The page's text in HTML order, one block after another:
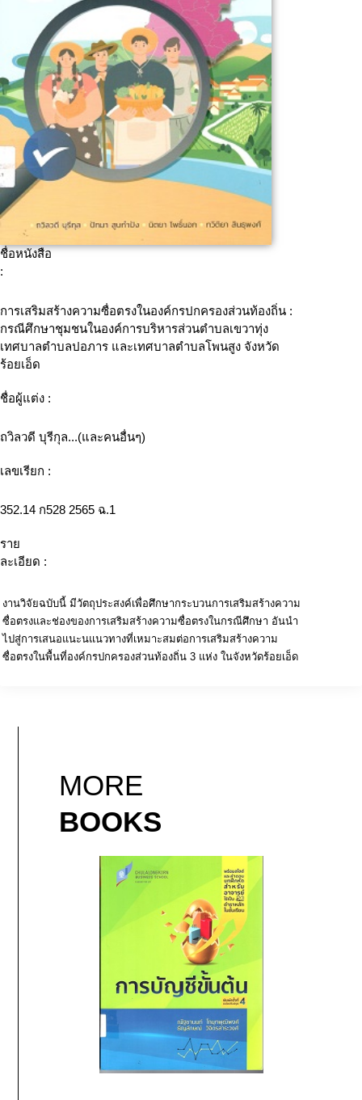
ชื่อหนังสือ
:
การเสริมสร้างความซื่อตรงในองค์กรปกครองส่วนท้องถิ่น :
กรณีศึกษาชุมชนในองค์การบริหารส่วนตำบลเขวาทุ่ง
เทศบาลตำบลปอภาร และเทศบาลตำบลโพนสูง จังหวัด
ร้อยเอ็ด
ชื่อผู้แต่ง :
ถวิลวดี บุรีกุล...(และคนอื่นๆ)
เลขเรียก :
352.14 ก528 2565 ฉ.1
ราย
ละเอียด :
งานวิจัยฉบับนี้ มีวัตถุประสงค์เพื่อศึกษากระบวนการเสริมสร้างความ
ซื่อตรงและช่องของการเสริมสร้างความซื่อตรงในกรณีศึกษา อันนำ
ไปสู่การเสนอแนะนแนวทางที่เหมาะสมต่อการเสริมสร้างความ
ซื่อตรงในพื้นที่องค์กรปกครองส่วนท้องถิ่น 3 แห่ง ในจังหวัดร้อยเอ็ด
MORE
BOOKS